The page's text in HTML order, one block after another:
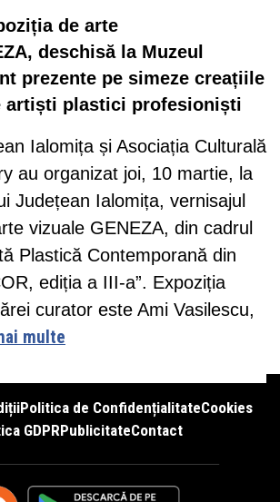
de arte
deschisă la Muzeul
prezente pe simeze creațiile
artiști plastici profesioniști
Ialomița și Asociația Culturală
au organizat joi, 10 martie, la
Județean Ialomița, vernisajul
vizuale GENEZA, din cadrul
Plastică Contemporană din
ediția a III-a”. Expoziția
curator este Ami Vasilescu,
multe
Politica de ConfidențialitateCookies
GDPRPublicitateContact